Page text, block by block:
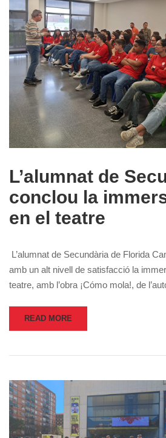
L’alumnat de
conclou la
en el teatre
L’alumnat de Secundària de Florida
amb un alt nivell de satisfacció la
teatre, amb l’obra ¡Cómo mola!, de
READ MORE